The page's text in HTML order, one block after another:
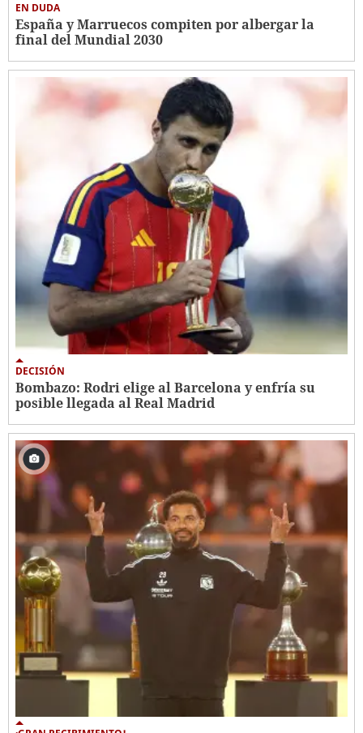
EN DUDA
España y Marruecos compiten por albergar la
final del Mundial 2030
DECISIÓN
Bombazo: Rodri elige al Barcelona y enfría su
posible llegada al Real Madrid